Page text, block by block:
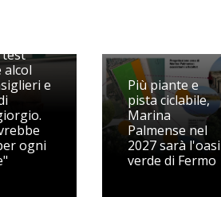
test
alcol
e
ogni
Più piante e
pista ciclabile,
Marina
Palmense nel
2027 sarà l'oasi
verde di Fermo